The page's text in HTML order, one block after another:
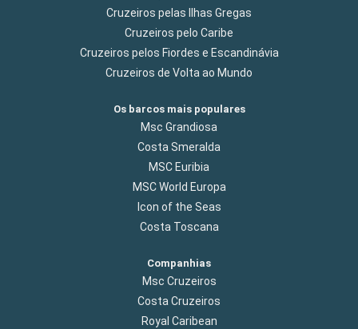
Cruzeiros pelas Ilhas Gregas
Cruzeiros pelo Caribe
Cruzeiros pelos Fiordes e Escandinávia
Cruzeiros de Volta ao Mundo
Os barcos mais populares
Msc Grandiosa
Costa Smeralda
MSC Euribia
MSC World Europa
Icon of the Seas
Costa Toscana
Companhias
Msc Cruzeiros
Costa Cruzeiros
Royal Caribean